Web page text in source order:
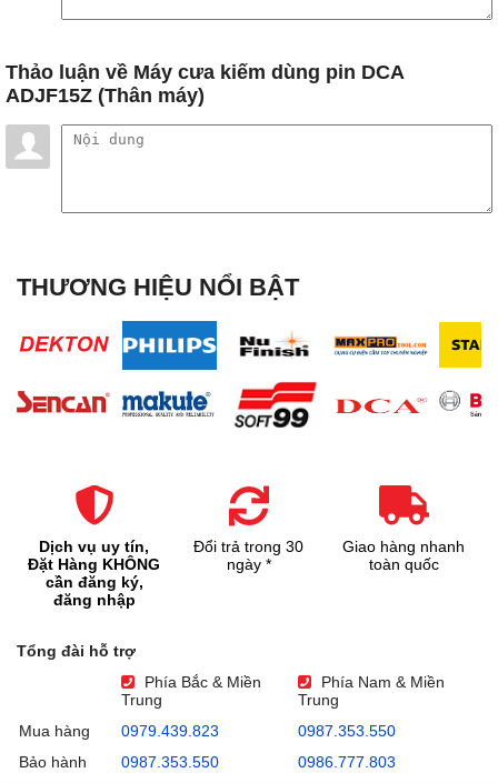
Thảo luận về Máy cưa kiếm dùng pin DCA
ADJF15Z (Thân máy)
THƯƠNG HIỆU NỔI BẬT
Dịch vụ uy tín,
Đặt Hàng KHÔNG
cần đăng ký,
đăng nhập
Đổi trả trong 30
ngày *
Giao hàng nhanh
toàn quốc
Tổng đài hỗ trợ
Phía Bắc & Miền
Trung
Phía Nam & Miền
Trung
Mua hàng
0979.439.823
0987.353.550
Bảo hành
0987.353.550 0986.777.803